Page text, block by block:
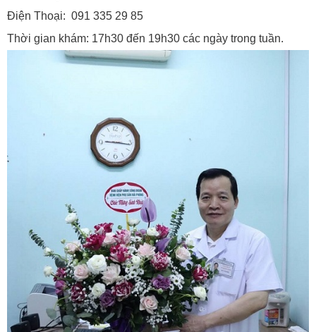
Điện Thoại: 091 335 29 85
Thời gian khám: 17h30 đến 19h30 các ngày trong tuần.